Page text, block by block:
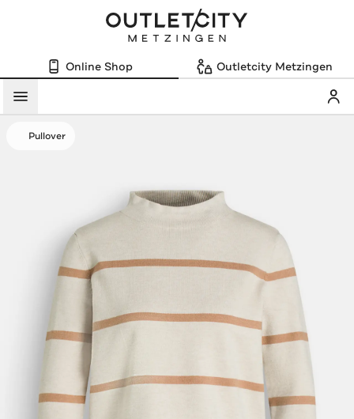
Online Shop Outletcity Metzingen
Menü
Pullover